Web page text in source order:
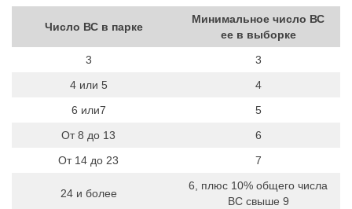
Число ВС в парке
Минимальное число ВС
ее в выборке
3
3
4 или 5
4
6 или7
5
От 8 до 13
6
От 14 до 23
7
24 и более
6, плюс 10% общего числа
ВС свыше 9